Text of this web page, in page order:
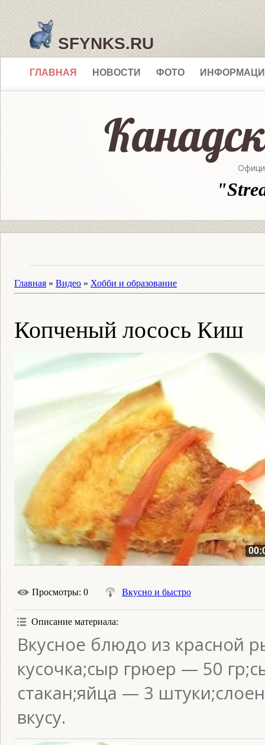
SFYNKS.RU
ГЛАВНАЯ НОВОСТИ ФОТО
Главная » Видео » Хобби и образование
Копченый лосось Киш
Просмотры: 0 Вкусно и быстро
Описание материала:
Вкусное блюдо из красной
кусочка;сыр грюер — 50
стакан;яйца — 3
вкусу.